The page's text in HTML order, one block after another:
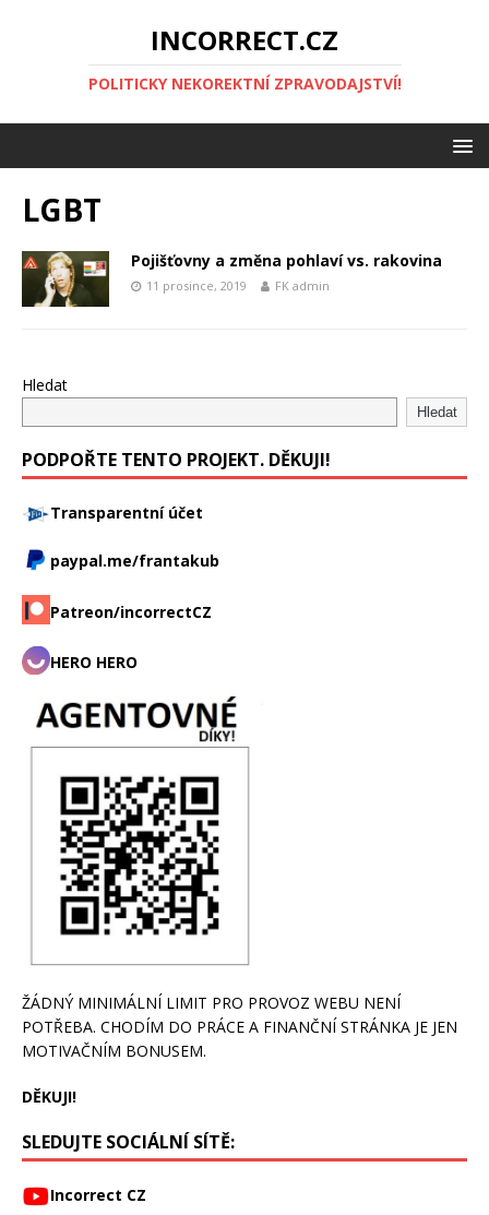
INCORRECT.CZ
POLITICKY NEKOREKTNÍ ZPRAVODAJSTVÍ!
LGBT
Pojišťovny a změna pohlaví vs. rakovina
11 prosince, 2019 FK admin
Hledat
Hledat
PODPOŘTE TENTO PROJEKT. DĚKUJI!
Transparentní účet
paypal.me/frantakub
Patreon/incorrectCZ
HERO HERO
ŽÁDNÝ MINIMÁLNÍ LIMIT PRO PROVOZ WEBU NENÍ
POTŘEBA. CHODÍM DO PRÁCE A FINANČNÍ STRÁNKA JE JEN
MOTIVAČNÍM BONUSEM.
DĚKUJI!
SLEDUJTE SOCIÁLNÍ SÍTĚ:
Incorrect CZ